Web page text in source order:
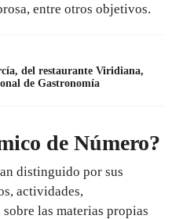
entre otros objetivos.
del restaurante Viridiana,
de Gastronomía
de Número?
distinguido por sus
actividades,
las materias propias